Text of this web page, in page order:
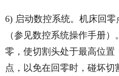
6) 启动数控系统。机床回
（参见数控系统操作手册
零，使切割头处于最高位
点，以免在回零时，碰坏切